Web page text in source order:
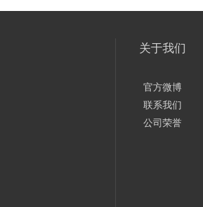
关于我们
官方微博
联系我们
公司荣誉